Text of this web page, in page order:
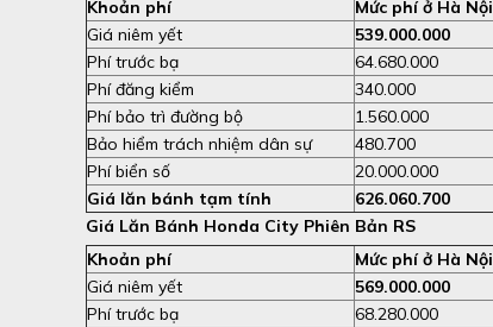
Khoản phí
Mức phí ở Hà Nội
Giá niêm yết
539.000.000
Phí trước bạ
64.680.000
Phí đăng kiểm
340.000
Phí bảo trì đường bộ
1.560.000
Bảo hiểm trách nhiệm dân sự
480.700
Phí biển số
20.000.000
Giá lăn bánh tạm tính
626.060.700
Giá Lăn Bánh Honda City Phiên Bản RS
Khoản phí
Mức phí ở Hà Nội
Giá niêm yết
569.000.000
Phí trước bạ
68.280.000